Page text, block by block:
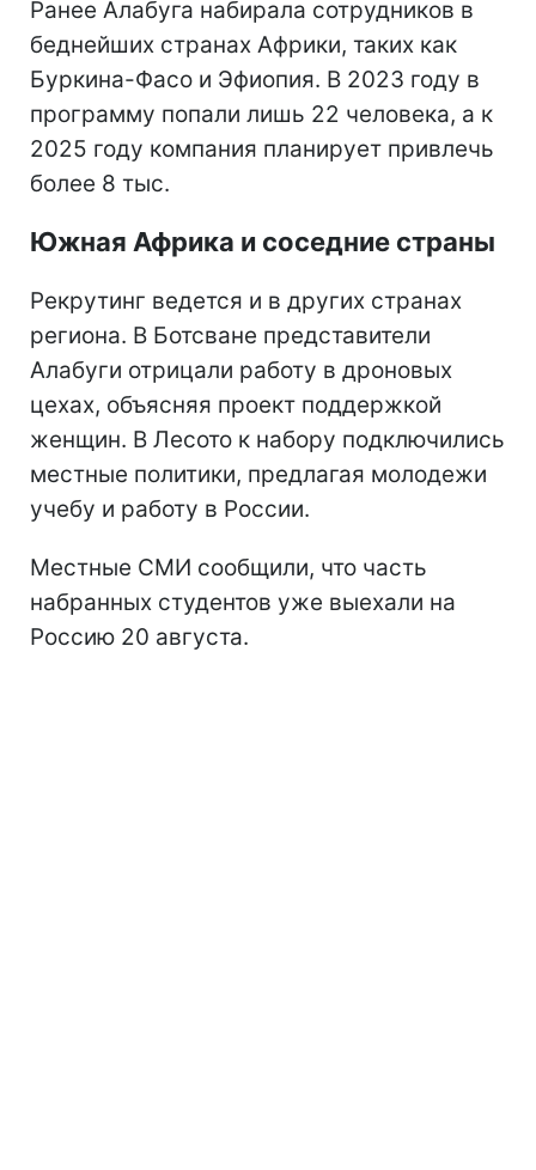
Ранее Алабуга набирала сотрудников в
беднейших странах Африки, таких как
Буркина-Фасо и Эфиопия. В 2023 году в
программу попали лишь 22 человека, а к
2025 году компания планирует привлечь
более 8 тыс.
Южная Африка и соседние страны
Рекрутинг ведется и в других странах
региона. В Ботсване представители
Алабуги отрицали работу в дроновых
цехах, объясняя проект поддержкой
женщин. В Лесото к набору подключились
местные политики, предлагая молодежи
учебу и работу в России.
Местные СМИ сообщили, что часть
набранных студентов уже выехали на
Россию 20 августа.